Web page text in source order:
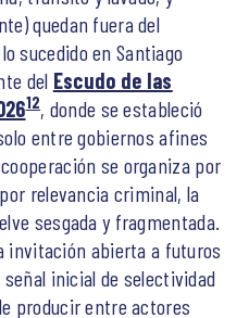
quedan fuera del
sucedido en Santiago
del Escudo de las
12, donde se estableció
entre gobiernos afines
se organiza por
relevancia criminal, la
sesgada y fragmentada.
invitación abierta a futuros
inicial de selectividad
producir entre actores